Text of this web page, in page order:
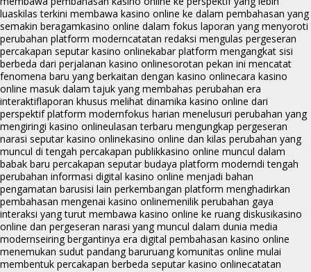
luaskilas terkini membawa kasino online ke dalam pembahasan yang
semakin beragamkasino online dalam fokus laporan yang menyoroti
perubahan platform moderncatatan redaksi mengulas pergeseran
percakapan seputar kasino onlinekabar platform mengangkat sisi
berbeda dari perjalanan kasino onlinesorotan pekan ini mencatat
fenomena baru yang berkaitan dengan kasino onlinecara kasino
online masuk dalam tajuk yang membahas perubahan era
interaktiflaporan khusus melihat dinamika kasino online dari
perspektif platform modernfokus harian menelusuri perubahan yang
mengiringi kasino onlineulasan terbaru mengungkap pergeseran
narasi seputar kasino onlinekasino online dan kilas perubahan yang
muncul di tengah percakapan publikkasino online muncul dalam
babak baru percakapan seputar budaya platform moderndi tengah
perubahan informasi digital kasino online menjadi bahan
pengamatan barusisi lain perkembangan platform menghadirkan
pembahasan mengenai kasino onlinemenilik perubahan gaya
interaksi yang turut membawa kasino online ke ruang diskusikasino
online dan pergeseran narasi yang muncul dalam dunia media
modernseiring bergantinya era digital pembahasan kasino online
menemukan sudut pandang baruruang komunitas online mulai
membentuk percakapan berbeda seputar kasino onlinecatatan